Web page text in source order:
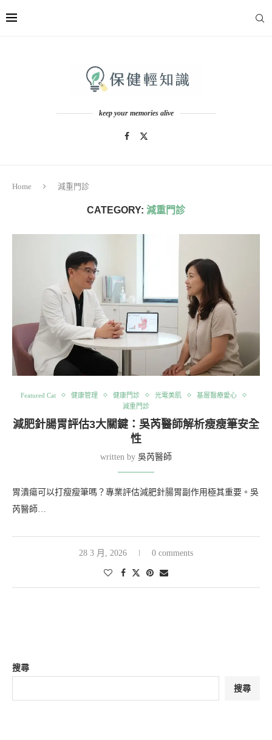
keep your memories alive
Home 減重門診
CATEGORY: 減重門診
Featured Cat 健康管理 健康門診 光電美肌
基層醫療愛心
減重門診
減肥針腸胃評估3大關鍵：吳芮醫師解析瘦瘦筆安全
性
written by 吳芮醫師
胃潰瘍可以打瘦瘦筆嗎？專業評估減肥針腸胃副作用極其重要。吳
芮醫師…
28 3 月, 2026 0 comments
搜尋
搜尋